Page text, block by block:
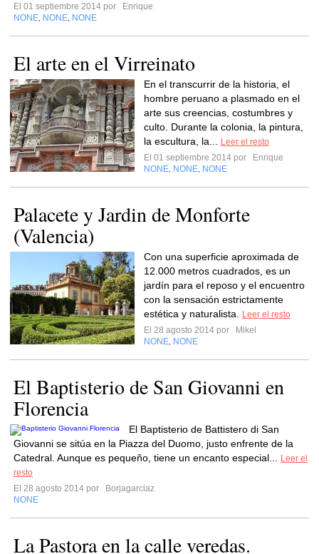
El 01 septiembre 2014 por
Enrique
NONE NONE NONE
El arte en el Virreinato
En el transcurrir de la historia, el
hombre peruano a plasmado en el
arte sus creencias, costumbres y
culto. Durante la colonia, la pintura,
la escultura, la...
Leer el resto
El 01 septiembre 2014 por
Enrique
NONE NONE NONE
Palacete y Jardin de Monforte
(Valencia)
Con una superficie aproximada de
12.000 metros cuadrados, es un
jardín para el reposo y el encuentro
con la sensación estrictamente
estética y naturalista.
Leer el resto
El 28 agosto 2014 por
Mikel
NONE NONE
El Baptisterio de San Giovanni en
Florencia
El Baptisterio de Battistero di San
Giovanni se sitúa en la Piazza del Duomo, justo enfrente de la
Catedral. Aunque es pequeño, tiene un encanto especial...
Leer el
resto
El 28 agosto 2014 por
Borjagarciaz
NONE
La Pastora en la calle veredas.